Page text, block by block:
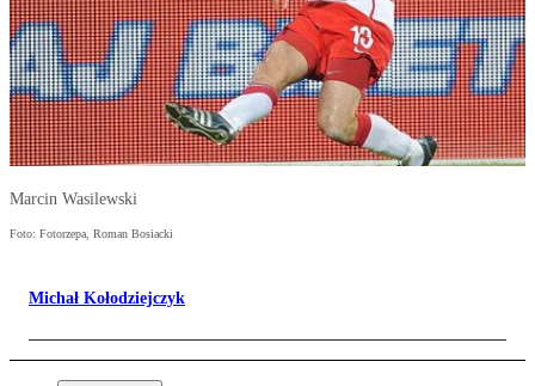
Marcin Wasilewski
Foto: Fotorzepa, Roman Bosiacki
Michał Kołodziejczyk